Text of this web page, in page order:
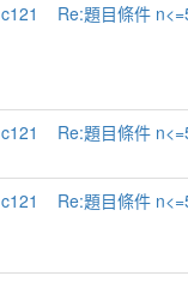
c121 Re:題目條件
c121 Re:題目條件
c121 Re:題目條件